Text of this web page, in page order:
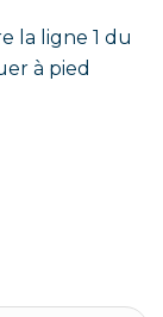
la ligne 1 du
à pied